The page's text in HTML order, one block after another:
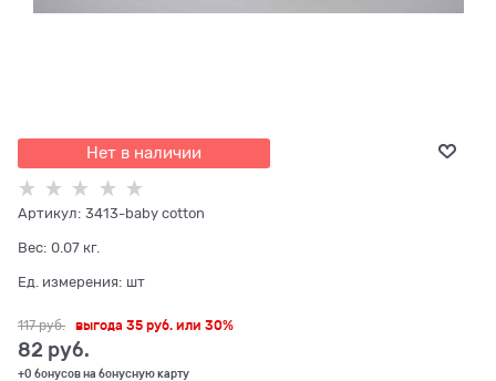
Нет в наличии
Артикул: 3413-baby cotton
Вес: 0.07 кг.
Ед. измерения: шт
117 руб.
82 руб.
выгода35 руб. или30%
+0 бонусов на бонусную карту